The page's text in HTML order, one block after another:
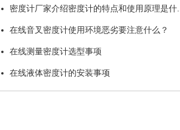
密度计厂家介绍密度计的特点和使用原理是什...
在线音叉密度计使用环境恶劣要注意什么？
在线测量密度计选型事项
在线液体密度计的安装事项